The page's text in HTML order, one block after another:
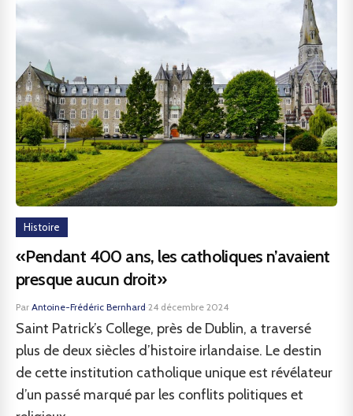
Histoire
«Pendant 400 ans, les catholiques n’avaient
presque aucun droit»
Par Antoine-Frédéric Bernhard·24 décembre 2024
Saint Patrick’s College, près de Dublin, a traversé
plus de deux siècles d’histoire irlandaise. Le destin
de cette institution catholique unique est révélateur
d’un passé marqué par les conflits politiques et